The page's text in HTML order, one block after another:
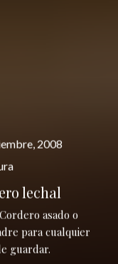
2008
lechal
asado o
para cualquier
guardar.